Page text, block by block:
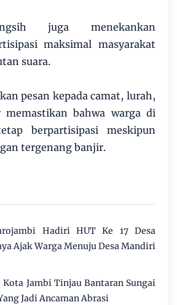
juga menekankan
maksimal masyarakat
suara.
pesan kepada camat, lurah,
memastikan bahwa warga di
berpartisipasi meskipun
tergenang banjir.
Hadiri HUT Ke 17 Desa
Ajak Warga Menuju Desa Mandiri
Kota Jambi Tinjau Bantaran Sungai
Jadi Ancaman Abrasi